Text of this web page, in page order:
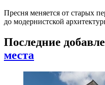
Пресня меняется от старых
до модернистской
Последние
места